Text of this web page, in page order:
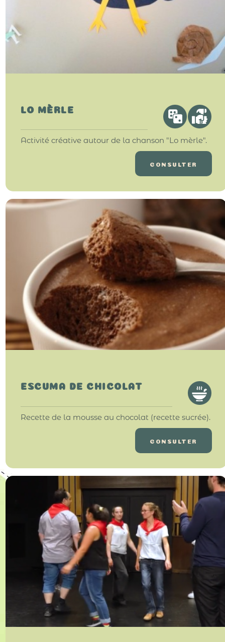
LO MÈRLE
Activité créative autour de la chanson "Lo mèrle".
CONSULTER
ESCUMA DE CHICOLAT
Recette de la mousse au chocolat (recette sucrée).
CONSULTER